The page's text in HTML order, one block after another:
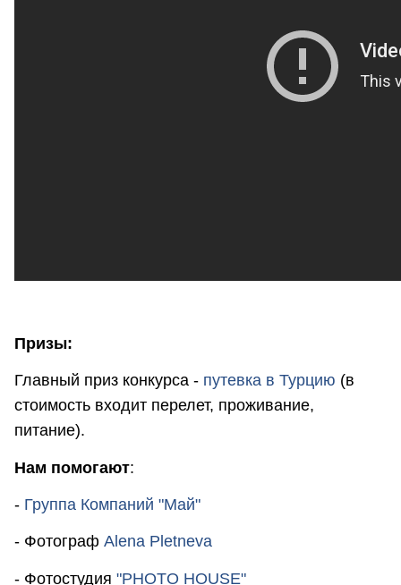
Призы:
Главный приз конкурса - путевка в Турцию (в
стоимость входит перелет, проживание,
питание).
Нам помогают:
- Группа Компаний "Май"
- Фотограф Alena Pletneva
- Фотостудия "PHOTO HOUSE"